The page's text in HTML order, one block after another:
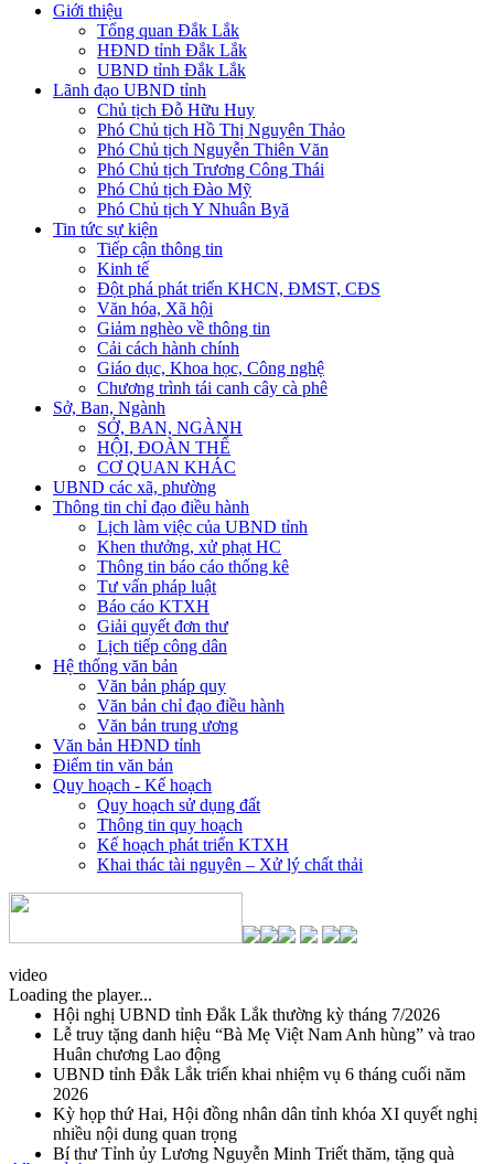
Giới thiệu
Tổng quan Đắk Lắk
HĐND tỉnh Đắk Lắk
UBND tỉnh Đắk Lắk
Lãnh đạo UBND tỉnh
Chủ tịch Đỗ Hữu Huy
Phó Chủ tịch Hồ Thị Nguyên Thảo
Phó Chủ tịch Nguyễn Thiên Văn
Phó Chủ tịch Trương Công Thái
Phó Chủ tịch Đào Mỹ
Phó Chủ tịch Y Nhuân Byă
Tin tức sự kiện
Tiếp cận thông tin
Kinh tế
Đột phá phát triển KHCN, ĐMST, CĐS
Văn hóa, Xã hội
Giảm nghèo về thông tin
Cải cách hành chính
Giáo dục, Khoa học, Công nghệ
Chương trình tái canh cây cà phê
Sở, Ban, Ngành
SỞ, BAN, NGÀNH
HỘI, ĐOÀN THỂ
CƠ QUAN KHÁC
UBND các xã, phường
Thông tin chỉ đạo điều hành
Lịch làm việc của UBND tỉnh
Khen thưởng, xử phạt HC
Thông tin báo cáo thống kê
Tư vấn pháp luật
Báo cáo KTXH
Giải quyết đơn thư
Lịch tiếp công dân
Hệ thống văn bản
Văn bản pháp quy
Văn bản chỉ đạo điều hành
Văn bản trung ương
Văn bản HĐND tỉnh
Điểm tin văn bản
Quy hoạch - Kế hoạch
Quy hoạch sử dụng đất
Thông tin quy hoạch
Kế hoạch phát triển KTXH
Khai thác tài nguyên – Xử lý chất thải
video
Loading the player...
Hội nghị UBND tỉnh Đắk Lắk thường kỳ tháng 7/2026
Lễ truy tặng danh hiệu “Bà Mẹ Việt Nam Anh hùng” và trao
Huân chương Lao động
UBND tỉnh Đắk Lắk triển khai nhiệm vụ 6 tháng cuối năm
2026
Kỳ họp thứ Hai, Hội đồng nhân dân tỉnh khóa XI quyết nghị
nhiều nội dung quan trọng
Bí thư Tỉnh ủy Lương Nguyễn Minh Triết thăm, tặng quà